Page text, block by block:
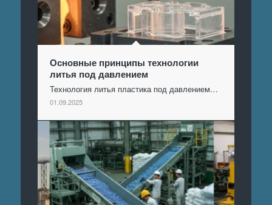
Основные принципы технологии
литья под давлением
Технология литья пластика под давлением…
01.09.2025